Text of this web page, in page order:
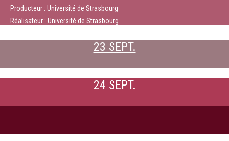
Producteur : Université de Strasbourg
Réalisateur : Université de Strasbourg
23 SEPT.
24 SEPT.